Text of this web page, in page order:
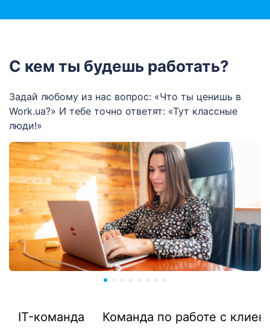
С кем ты будешь работать?
Задай любому из нас вопрос: «Что ты ценишь в
Work.ua?» И тебе точно ответят: «Тут классные
люди!»
IT-команда Команда по работе с